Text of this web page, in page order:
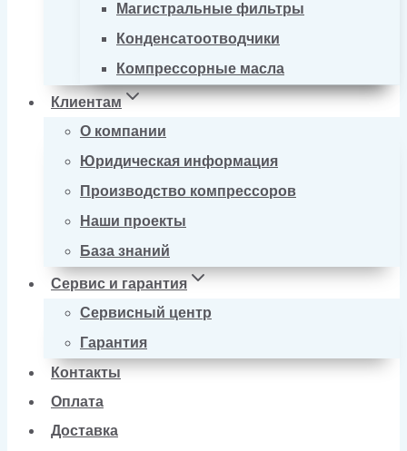
Магистральные фильтры
Конденсатоотводчики
Компрессорные масла
Клиентам
О компании
Юридическая информация
Производство компрессоров
Наши проекты
База знаний
Сервис и гарантия
Сервисный центр
Гарантия
Контакты
Оплата
Доставка